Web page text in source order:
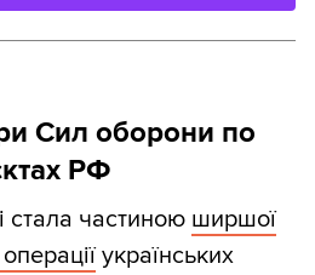
Сил оборони по
РФ
стала частиною ширшої
українських